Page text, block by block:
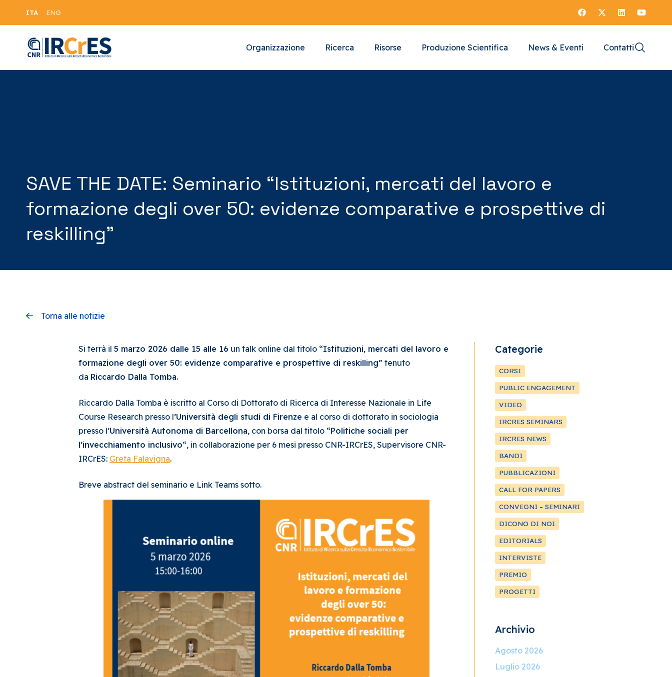
ITA ENG
Organizzazione Ricerca Risorse Produzione Scientifica News & Eventi Contatti
SAVE THE DATE: Seminario “Istituzioni, mercati del lavoro e
formazione degli over 50: evidenze comparative e prospettive di
reskilling”
Torna alle notizie
Si terrà il 5 marzo 2026 dalle 15 alle 16 un talk online dal titolo “Istituzioni, mercati del lavoro e
formazione degli over 50: evidenze comparative e prospettive di reskilling” tenuto
da Riccardo Dalla Tomba.
Riccardo Dalla Tomba è iscritto al Corso di Dottorato di Ricerca di Interesse Nazionale in Life
Course Research presso l’Università degli studi di Firenze e al corso di dottorato in sociologia
presso l’Università Autonoma di Barcellona, con borsa dal titolo “Politiche sociali per
l’invecchiamento inclusivo“, in collaborazione per 6 mesi presso CNR-IRCrES, Supervisore CNR-
IRCrES: Greta Falavigna.
Breve abstract del seminario e Link Teams sotto.
Categorie
CORSI
PUBLIC ENGAGEMENT
VIDEO
IRCRES SEMINARS
IRCRES NEWS
BANDI
PUBBLICAZIONI
CALL FOR PAPERS
CONVEGNI – SEMINARI
DICONO DI NOI
EDITORIALS
INTERVISTE
PREMIO
PROGETTI
Archivio
Agosto 2026
Luglio 2026